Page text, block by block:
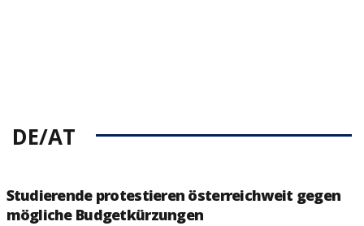
DE/AT
Studierende protestieren österreichweit gegen
mögliche Budgetkürzungen